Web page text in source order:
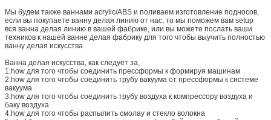
Мы будем также ваннами acrylic/ABS и поливаем изготовление подносов,
если вы покупаете ванну делая линию от нас, то мы поможем вам setup
вся ванна делая линию в вашей фабрике, или вы можете послать ваши
техников к нашей ванне делая фабрику для того чтобы выучить полностью
ванну делая искусства
Ванна делая искусства, как следует за,
1.how для того чтобы соединить прессформы к формируя машинам
2.how для того чтобы соединить трубу вакуума от прессформы к системе
вакуума
3.how для того чтобы соединить трубу воздуха к компрессору воздуха и
баку воздуха
4.how для того чтобы распылить смолау и стекло волокна